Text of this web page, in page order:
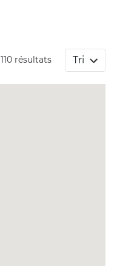
110 résultats Tri